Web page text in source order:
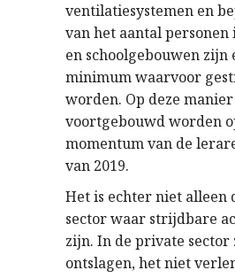
ventilatiesystemen en
van het aantal
en schoolgebouwen zijn
minimum waarvoor
worden. Op deze
voortgebouwd worden
momentum van de
van 2019.
Het is echter niet alleen
sector waar strijdbare
zijn. In de private sector
ontslagen, het niet